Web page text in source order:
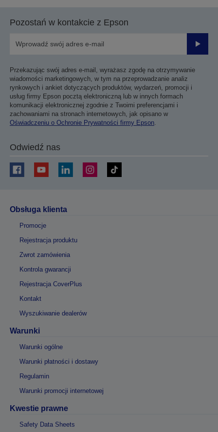
Pozostań w kontakcie z Epson
Przekazując swój adres e-mail, wyrażasz zgodę na otrzymywanie
wiadomości marketingowych, w tym na przeprowadzanie analiz
rynkowych i ankiet dotyczących produktów, wydarzeń, promocji i
usług firmy Epson pocztą elektroniczną lub w innych formach
komunikacji elektronicznej zgodnie z Twoimi preferencjami i
zachowaniami na stronach internetowych, jak opisano w
Oświadczeniu o Ochronie Prywatności firmy Epson.
Odwiedź nas
Obsługa klienta
Promocje
Rejestracja produktu
Zwrot zamówienia
Kontrola gwarancji
Rejestracja CoverPlus
Kontakt
Wyszukiwanie dealerów
Warunki
Warunki ogólne
Warunki płatności i dostawy
Regulamin
Warunki promocji internetowej
Kwestie prawne
Safety Data Sheets